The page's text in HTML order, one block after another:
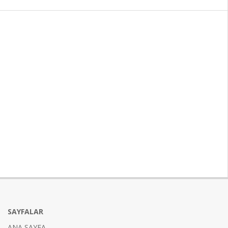
SAYFALAR